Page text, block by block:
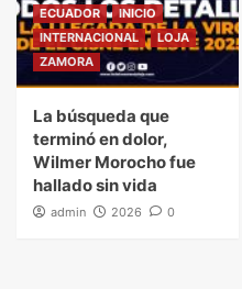
ECUADOR
INICIO
INTERNACIONAL
LOJA
ZAMORA
La búsqueda que
terminó en dolor,
Wilmer Morocho fue
hallado sin vida
admin 2026 0